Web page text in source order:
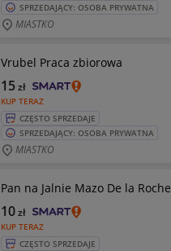
SPRZEDAJĄCY: OSOBA PRYWATNA
MIASTKO
Vrubel Praca zbiorowa
KUP TERAZ
15zł
CZĘSTO SPRZEDAJE
SPRZEDAJĄCY: OSOBA PRYWATNA
MIASTKO
Pan na Jalnie Mazo De la Roche
KUP TERAZ
10zł
CZĘSTO SPRZEDAJE